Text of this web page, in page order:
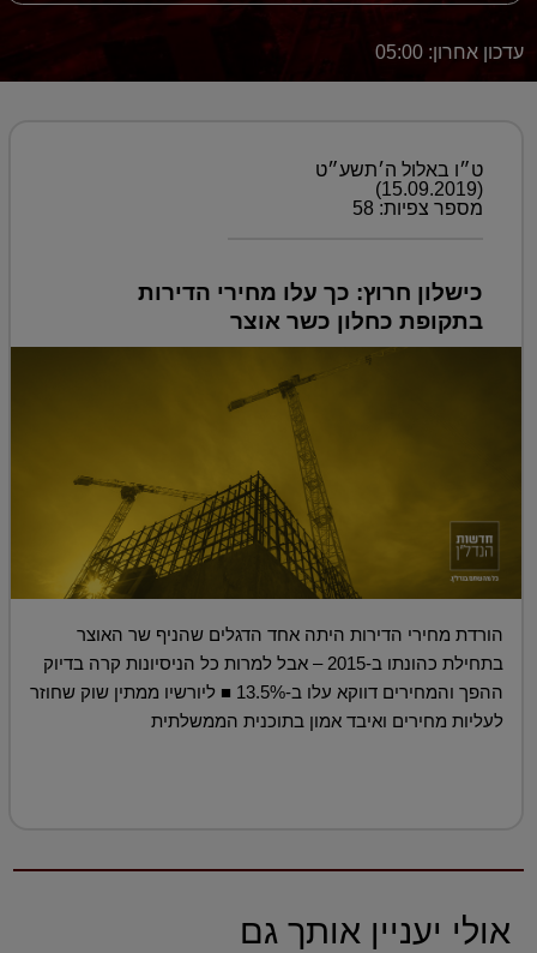
עדכון אחרון: 05:00
ט״ו באלול ה׳תשע״ט
(15.09.2019)
מספר צפיות: 58
כישלון חרוץ: כך עלו מחירי הדירות
בתקופת כחלון כשר אוצר
הורדת מחירי הדירות היתה אחד הדגלים שהניף שר האוצר
בתחילת כהונתו ב-2015 – אבל למרות כל הניסיונות קרה בדיוק
ההפך והמחירים דווקא עלו ב-13.5% ■ ליורשיו ממתין שוק שחוזר
לעליות מחירים ואיבד אמון בתוכנית הממשלתית
אולי יעניין אותך גם